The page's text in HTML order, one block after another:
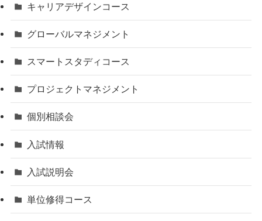
キャリアデザインコース
グローバルマネジメント
スマートスタディコース
プロジェクトマネジメント
個別相談会
入試情報
入試説明会
単位修得コース